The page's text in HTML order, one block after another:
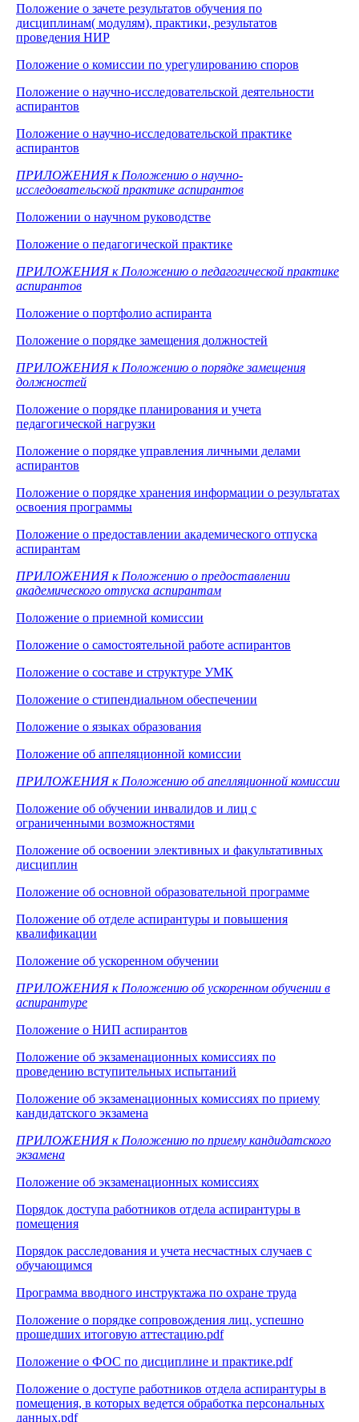
Положение о зачете результатов обучения по
дисциплинам( модулям), практики, результатов
проведения НИР
Положение о комиссии по урегулированию споров
Положение о научно-исследовательской деятельности
аспирантов
Положение о научно-исследовательской практике
аспирантов
ПРИЛОЖЕНИЯ к Положению о научно-
исследовательской практике аспирантов
Положении о научном руководстве
Положение о педагогической практике
ПРИЛОЖЕНИЯ к Положению о педагогической практике
аспирантов
Положение о портфолио аспиранта
Положение о порядке замещения должностей
ПРИЛОЖЕНИЯ к Положению о порядке замещения
должностей
Положение о порядке планирования и учета
педагогической нагрузки
Положение о порядке управления личными делами
аспирантов
Положение о порядке хранения информации о результатах
освоения программы
Положение о предоставлении академического отпуска
аспирантам
ПРИЛОЖЕНИЯ к Положению о предоставлении
академического отпуска аспирантам
Положение о приемной комиссии
Положение о самостоятельной работе аспирантов
Положение о составе и структуре УМК
Положение о стипендиальном обеспечении
Положение о языках образования
Положение об аппеляционной комиссии
ПРИЛОЖЕНИЯ к Положению об апелляционной комиссии
Положение об обучении инвалидов и лиц с
ограниченными возможностями
Положение об освоении элективных и факультативных
дисциплин
Положение об основной образовательной программе
Положение об отделе аспирантуры и повышения
квалификации
Положение об ускоренном обучении
ПРИЛОЖЕНИЯ к Положению об ускоренном обучении в
аспирантуре
Положение о НИП аспирантов
Положение об экзаменационных комиссиях по
проведению вступительных испытаний
Положение об экзаменационных комиссиях по приему
кандидатского экзамена
ПРИЛОЖЕНИЯ к Положению по приему кандидатского
экзамена
Положение об экзаменационных комиссиях
Порядок доступа работников отдела аспирантуры в
помещения
Порядок расследования и учета несчастных случаев с
обучающимся
Программа вводного инструктажа по охране труда
Положение о порядке сопровождения лиц, успешно
прошедших итоговую аттестацию.pdf
Положение о ФОС по дисциплине и практике.pdf
Положение о доступе работников отдела аспирантуры в
помещения, в которых ведется обработка персональных
данных.pdf